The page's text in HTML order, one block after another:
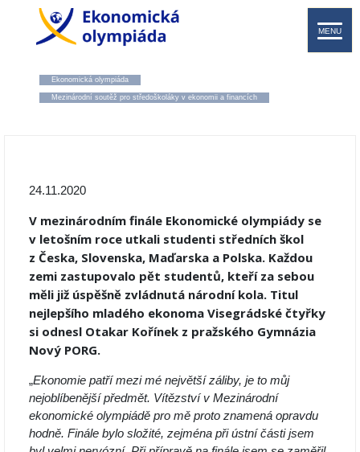
MENU
Ekonomická olympiáda
Mezinárodní soutěž pro středoškoláky v ekonomii a financích
24.11.2020
V mezinárodním finále Ekonomické olympiády se
v letošním roce utkali studenti středních škol
z Česka, Slovenska, Maďarska a Polska. Každou
zemi zastupovalo pět studentů, kteří za sebou
měli již úspěšně zvládnutá národní kola. Titul
nejlepšího mladého ekonoma Visegrádské čtyřky
si odnesl Otakar Kořínek z pražského Gymnázia
Nový PORG.
„Ekonomie patří mezi mé největší záliby, je to můj
nejoblíbenější předmět. Vítězství v Mezinárodní
ekonomické olympiádě pro mě proto znamená opravdu
hodně. Finále bylo složité, zejména při ústní části jsem